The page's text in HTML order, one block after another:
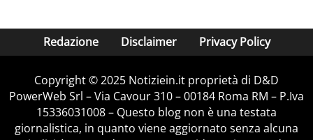
Redazione Disclaimer Privacy Policy
Copyright © 2025 Notiziein.it proprietà di D&D
PowerWeb Srl – Via Cavour 310 – 00184 Roma RM – P.Iva
15336031008 – Questo blog non è una testata
giornalistica, in quanto viene aggiornato senza alcuna